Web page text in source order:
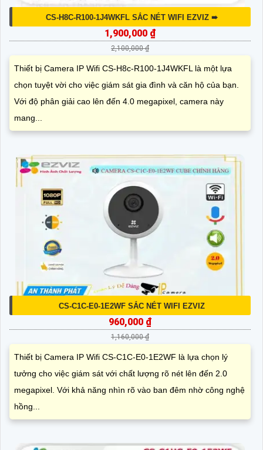
CS-H8C-R100-1J4WKFL SẮC NÉT WIFI EZVIZ ➠
1,900,000 ₫
2,100,000 ₫
Thiết bị Camera IP Wifi CS-H8c-R100-1J4WKFL là một lựa
chọn tuyệt vời cho việc giám sát gia đình và căn hộ của bạn.
Với độ phân giải cao lên đến 4.0 megapixel, camera này
mang...
CS-C1C-E0-1E2WF SẮC NÉT WIFI EZVIZ
960,000 ₫
1,160,000 ₫
Thiết bị Camera IP Wifi CS-C1C-E0-1E2WF là lựa chọn lý
tưởng cho việc giám sát với chất lượng rõ nét lên đến 2.0
megapixel. Với khả năng nhìn rõ vào ban đêm nhờ công nghệ
hồng...